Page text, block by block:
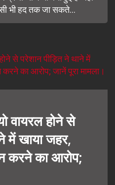
भी हद तक जा सकते...
वायरल होने से
में खाया जहर,
न करने का आरोप;